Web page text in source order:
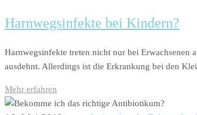
Harnwegsinfekte bei Kindern?
Harnwegsinfekte treten nicht nur bei Erwachsenen
ausdehnt. Allerdings ist die Erkrankung bei den
Mehr erfahren